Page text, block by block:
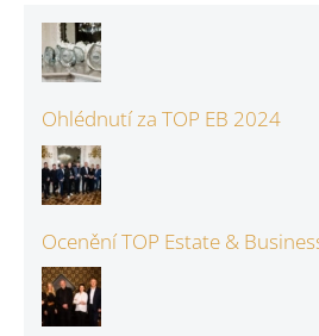
Ohlédnutí za TOP EB 2024
Ocenění TOP Estate &